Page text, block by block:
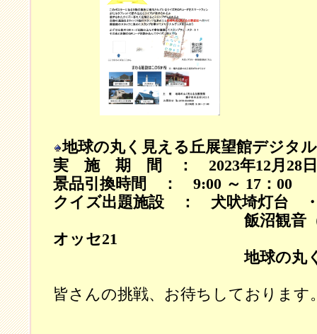
地球の丸く見える丘展望館デジタ
実 施 期 間 ： 2023年12月28日
景品引換時間 ： 9:00 ～ 17：00
クイズ出題施設 ： 犬吠埼灯台 ・
飯沼観音（円福
オッセ21
地球の丸く見える
皆さんの挑戦、お待ちしております